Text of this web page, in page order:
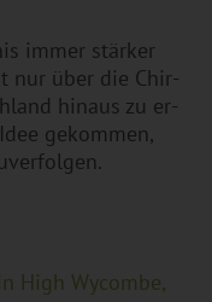
immer stär­ker
nur über die Chir­
hin­aus zu er­
ge­kom­men,
High Wy­com­be,